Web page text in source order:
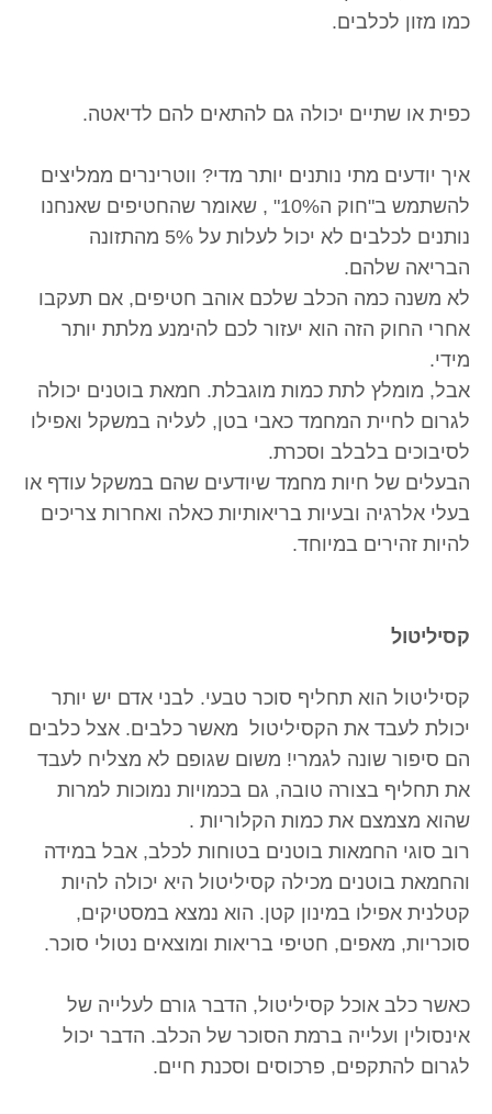
כמו מזון לכלבים.
כפית או שתיים יכולה גם להתאים להם לדיאטה.
איך יודעים מתי נותנים יותר מדי? ווטרינרים ממליצים
להשתמש ב"חוק ה10%" , שאומר שהחטיפים שאנחנו
נותנים לכלבים לא יכול לעלות על 5% מהתזונה
הבריאה שלהם.
לא משנה כמה הכלב שלכם אוהב חטיפים, אם תעקבו
אחרי החוק הזה הוא יעזור לכם להימנע מלתת יותר
מידי.
אבל, מומלץ לתת כמות מוגבלת. חמאת בוטנים יכולה
לגרום לחיית המחמד כאבי בטן, לעליה במשקל ואפילו
לסיבוכים בלבלב וסכרת.
הבעלים של חיות מחמד שיודעים שהם במשקל עודף או
בעלי אלרגיה ובעיות בריאותיות כאלה ואחרות צריכים
להיות זהירים במיוחד.
קסיליטול
קסיליטול הוא תחליף סוכר טבעי. לבני אדם יש יותר
יכולת לעבד את הקסיליטול מאשר כלבים. אצל כלבים
הם סיפור שונה לגמרי! משום שגופם לא מצליח לעבד
את תחליף בצורה טובה, גם בכמויות נמוכות למרות
שהוא מצמצם את כמות הקלוריות .
רוב סוגי החמאות בוטנים בטוחות לכלב, אבל במידה
והחמאת בוטנים מכילה קסיליטול היא יכולה להיות
קטלנית אפילו במינון קטן. הוא נמצא במסטיקים,
סוכריות, מאפים, חטיפי בריאות ומוצאים נטולי סוכר.
כאשר כלב אוכל קסיליטול, הדבר גורם לעלייה של
אינסולין ועלייה ברמת הסוכר של הכלב. הדבר יכול
לגרום להתקפים, פרכוסים וסכנת חיים.